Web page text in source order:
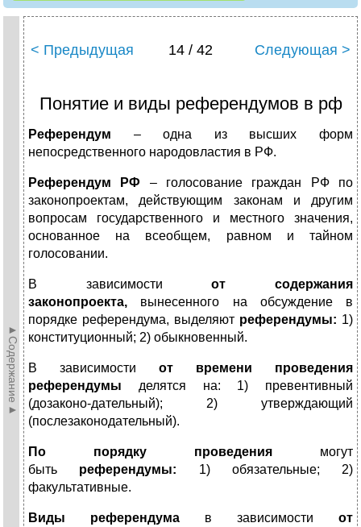
►Содержание►
< Предыдущая 14 / 42 Следующая >
Понятие и виды референдумов в рф
Референдум – одна из высших форм
непосредственного народовластия в РФ.
Референдум РФ – голосование граждан РФ по
законопроектам, действующим законам и другим
вопросам государственного и местного значения,
основанное на всеобщем, равном и тайном
голосовании.
В зависимостиот содержания
законопроекта, вынесенного на обсуждение в
порядке референдума, выделяют референдумы: 1)
конституционный; 2) обыкновенный.
В зависимости от времени проведения
референдумы делятся на: 1) превентивный
(дозаконо-дательный); 2) утверждающий
(послезаконодательный).
По порядку проведения могут
быть референдумы: 1) обязательные; 2)
факультативные.
Виды референдума в зависимости от